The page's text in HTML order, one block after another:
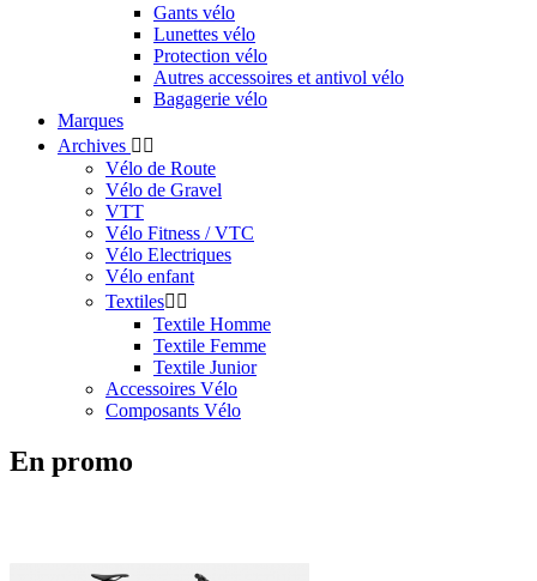
Gants vélo
Lunettes vélo
Protection vélo
Autres accessoires et antivol vélo
Bagagerie vélo
Marques
Archives  
Vélo de Route
Vélo de Gravel
VTT
Vélo Fitness / VTC
Vélo Electriques
Vélo enfant
Textiles 
Textile Homme
Textile Femme
Textile Junior
Accessoires Vélo
Composants Vélo
En promo